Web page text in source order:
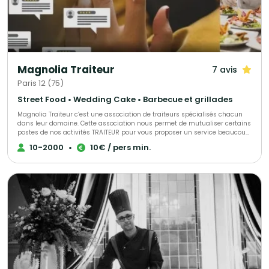
maison comme le célèbre tiramisù. 🔥 Notre incontournable show
culinaire avec les pâtes dans une meule de parmesan devant vos invités
faire de votre événement un moment aussi délicieux qu’inoubliable.
Magnolia Traiteur 7 avis
Paris 12 (75)
Street Food • Wedding Cake • Barbecue et grillades
Magnolia Traiteur c’est une association de traiteurs spécialisés chacun
dans leur domaine. Cette association nous permet de mutualiser certains
postes de nos activités TRAITEUR pour vous proposer un service beaucoup
plus performant à tous les niveaux, LES AVANTAGES pour mieux vous
servir : - Un standard commun pour une réponse immédiate à vos
nous vous enverrons. - Une qualité de produits irréprochables (consulter
les centaines d’avis de nos clients sur Magnolia Traiteur) - Les achats de
matières premières de base mutualisées pour des coûts optimisés sur
nos devis - Des frais de publicité partagés pour descendre nos charges
fixes et vous proposer les meilleurs tarifs. - Une offre plus large avec un
seul interlocuteur « Magnolia Traiteur» - Des devis complet avec grâce à
nos partenaires « complémentaires » et spécialistes de l’événementiel,
avec toutes les options en complément que vous désirerez comme : Un
lieu, du matériel de location, de la sonorisation, du personnel de service,
un DJ, un photobooth, une location de verre, des jeux de lumières, etc… - Et
10-2000 • 10€ / pers min.